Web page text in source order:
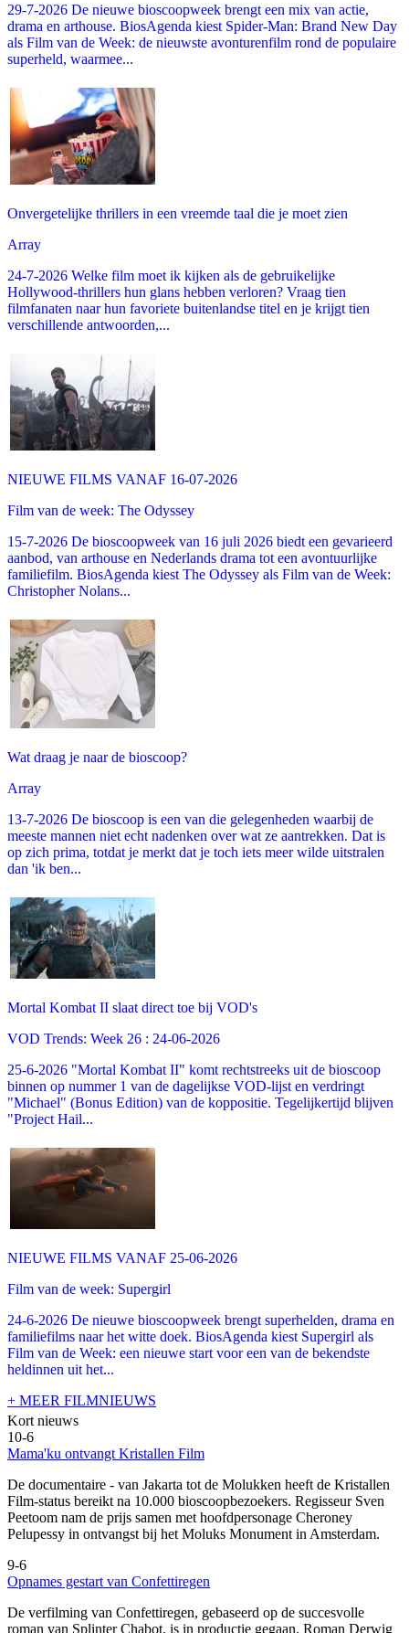
29-7-2026 De nieuwe bioscoopweek brengt een mix van actie,
drama en arthouse. BiosAgenda kiest Spider-Man: Brand New Day
als Film van de Week: de nieuwste avonturenfilm rond de populaire
superheld, waarmee...
Onvergetelijke thrillers in een vreemde taal die je moet zien
Array
24-7-2026 Welke film moet ik kijken als de gebruikelijke
Hollywood-thrillers hun glans hebben verloren? Vraag tien
filmfanaten naar hun favoriete buitenlandse titel en je krijgt tien
verschillende antwoorden,...
NIEUWE FILMS VANAF 16-07-2026
Film van de week: The Odyssey
15-7-2026 De bioscoopweek van 16 juli 2026 biedt een gevarieerd
aanbod, van arthouse en Nederlands drama tot een avontuurlijke
familiefilm. BiosAgenda kiest The Odyssey als Film van de Week:
Christopher Nolans...
Wat draag je naar de bioscoop?
Array
13-7-2026 De bioscoop is een van die gelegenheden waarbij de
meeste mannen niet echt nadenken over wat ze aantrekken. Dat is
op zich prima, totdat je merkt dat je toch iets meer wilde uitstralen
dan 'ik ben...
Mortal Kombat II slaat direct toe bij VOD's
VOD Trends: Week 26 : 24-06-2026
25-6-2026 "Mortal Kombat II" komt rechtstreeks uit de bioscoop
binnen op nummer 1 van de dagelijkse VOD-lijst en verdringt
"Michael" (Bonus Edition) van de koppositie. Tegelijkertijd blijven
"Project Hail...
NIEUWE FILMS VANAF 25-06-2026
Film van de week: Supergirl
24-6-2026 De nieuwe bioscoopweek brengt superhelden, drama en
familiefilms naar het witte doek. BiosAgenda kiest Supergirl als
Film van de Week: een nieuwe start voor een van de bekendste
heldinnen uit het...
+ MEER FILMNIEUWS
Kort nieuws
10-6
Mama'ku ontvangt Kristallen Film
De documentaire - van Jakarta tot de Molukken heeft de Kristallen
Film-status bereikt na 10.000 bioscoopbezoekers. Regisseur Sven
Peetoom nam de prijs samen met hoofdpersonage Cheroney
Pelupessy in ontvangst bij het Moluks Monument in Amsterdam.
9-6
Opnames gestart van Confettiregen
De verfilming van Confettiregen, gebaseerd op de succesvolle
roman van Splinter Chabot, is in productie gegaan. Roman Derwig